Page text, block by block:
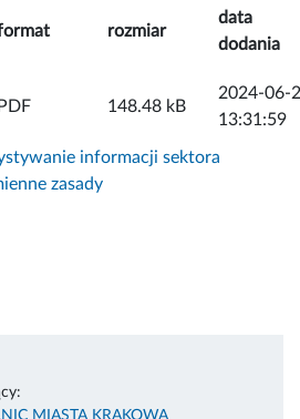
rozmiar
data
dodania
ZAŁĄCZNIK
PDF 148.48 kB
2024-06-
13:31:59
informacji sektora
zasady
MIASTA KRAKOWA